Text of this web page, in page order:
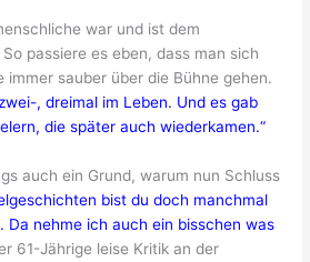
war und ist dem
passiere es eben, dass man sich
immer sauber über die Bühne gehen.
, dreimal im Leben. Und es gab
die später auch wiederkamen.“
auch ein Grund, warum nun Schluss
bist du doch manchmal
Da nehme ich auch ein bisschen was
61-Jährige leise Kritik an der